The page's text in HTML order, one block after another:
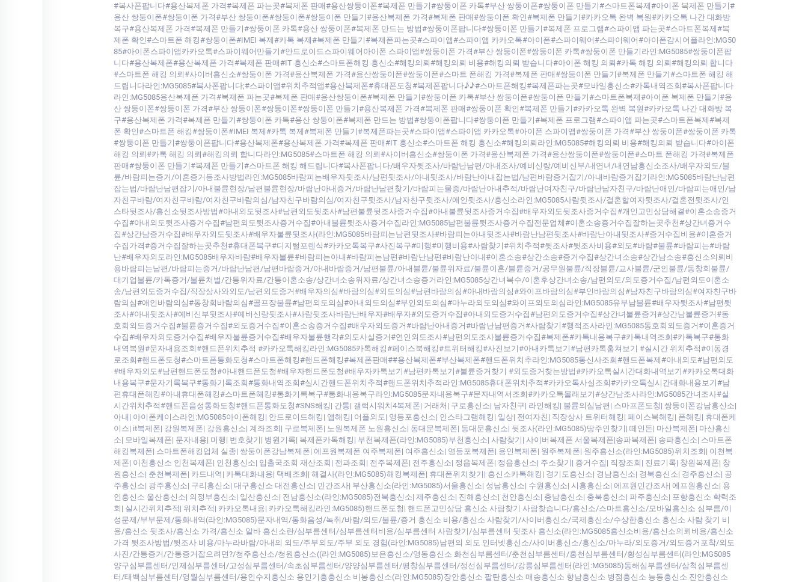
#복사폰팝니다#용산복제폰 가격#복제폰 파는곳#복제폰 판매#용산쌍둥이폰#복제폰 만들기#쌍둥이폰 카톡#부산 쌍둥이폰#쌍둥이폰 만들기#스마트폰복제#아이폰 복제폰 만들기#
용산 쌍둥이폰#쌍둥이폰 가격#부산 쌍둥이폰#쌍둥이폰#쌍둥이폰 만들기#용산복제폰 가격#복제폰 판매#쌍둥이폰 확인#복제폰 만들기#카카오톡 완벽 복원#카카오톡 나간 대화방
복구#용산복제폰 가격#복제폰 만들기#쌍둥이폰 카톡#용산 쌍둥이폰#복제폰 만드는 방법#쌍둥이폰팝니다#쌍둥이폰 만들기#복제폰 프로그램#스파이앱 파는곳#스마트폰복제#복
제폰 확인#스마트폰 해킹#쌍둥이폰#IMEI 복제#카톡 복제#복제폰 만들기#복제폰파는곳#스파이앱#스파이앱 카카오톡#아이폰#스파이웨어#스파이웨어#아이폰감시어플라인:MG50
85#아이폰스파이앱카카오톡#스파이웨어만들기#안드로이드스파이웨어아이폰 스파이앱#쌍둥이폰 가격#부산 쌍둥이폰#쌍둥이폰 카톡#쌍둥이폰 만들기라인:MG5085#쌍둥이폰팝
니다#용산복제폰#용산복제폰 가격#복제폰 판매#IT 흥신소#스마트폰해킹 흥신소#해킹의뢰#해킹의뢰 비용#해킹의뢰 받습니다#아이폰 해킹 의뢰#카톡 해킹 의뢰#해킹의뢰 합니다
#스마트폰 해킹 의뢰#사이버흥신소#쌍둥이폰 가격#용산복제폰 가격#용산쌍둥이폰#쌍둥이폰#스마트 폰해킹 가격#복제폰 판매#쌍둥이폰 만들기#복제폰 만들기#스마트폰 해킹 해
드립니다라인:MG5085#복사폰팝니다;#스파이앱#위치추적앱#용산복제폰#휴대폰도청#복제폰팝니다♪♪#스마트폰해킹#복제폰파는곳#모바일흥신소#카톡내역조회#복사폰팝니다
라인:MG5085용산복제폰 가격#복제폰 파는곳#복제폰 판매#용산쌍둥이폰#복제폰 만들기#쌍둥이폰 카톡#부산 쌍둥이폰#쌍둥이폰 만들기#스마트폰복제#아이폰 복제폰 만들기#용
산 쌍둥이폰#쌍둥이폰 가격#부산 쌍둥이폰#쌍둥이폰#쌍둥이폰 만들기#용산복제폰 가격#복제폰 판매#쌍둥이폰 확인#복제폰 만들기#카카오톡 완벽 복원#카카오톡 나간 대화방 복
구#용산복제폰 가격#복제폰 만들기#쌍둥이폰 카톡#용산 쌍둥이폰#복제폰 만드는 방법#쌍둥이폰팝니다#쌍둥이폰 만들기#복제폰 프로그램#스파이앱 파는곳#스마트폰복제#복제
폰 확인#스마트폰 해킹#쌍둥이폰#IMEI 복제#카톡 복제#복제폰 만들기#복제폰파는곳#스파이앱#스파이앱 카카오톡#아이폰 스파이앱#쌍둥이폰 가격#부산 쌍둥이폰#쌍둥이폰 카톡
#쌍둥이폰 만들기#쌍둥이폰팝니다#용산복제폰#용산복제폰 가격#복제폰 판매#IT 흥신소#스마트폰 해킹 흥신소#해킹의뢰라인:MG5085#해킹의뢰 비용#해킹의뢰 받습니다#아이폰
해킹 의뢰#카톡 해킹 의뢰#해킹의뢰 합니다라인:MG5085#스마트폰 해킹 의뢰#사이버흥신소#쌍둥이폰 가격#용산복제폰 가격#용산쌍둥이폰#쌍둥이폰#스마트 폰해킹 가격#복제폰
판매#쌍둥이폰 만들기#복제폰 만들기#스마트폰 해킹 해드립니다#복사폰팝니다/배우자뒷조사/바람난남편/아내조사/예비신랑/예비신부/내연녀/내연남흥신소조사/배우자외도/불
륜/바람피는증거/이혼증거등조사방법라인:MG5085바람피는배우자뒷조사/남편뒷조사/아내뒷조사/바람난아내잡는법/남편바람증거잡기/아내바람증거잡기라인:MG5085바람난남편
잡는법/바람난남편잡기/아내불륜현장/남편불륜현장/바람난아내증거/바람난남편찾기/바람피는물증/바람난아내추적/바람난여자친구/바람난남자친구/바람난애인/바람피는애인/남
자친구바람/여자친구바람/여자친구바람의심/남자친구바람의심/여자친구뒷조사/남자친구뒷조사/애인뒷조사/흥신소라인:MG5085사람뒷조사/결혼할여자뒷조사/결혼전뒷조사/인
스타뒷조사/흥신소뒷조사방법#아내외도뒷조사#남편외도뒷조사#남편불륜뒷조사증거수집#아내불륜뒷조사증거수집#배우자외도뒷조사증거수집#개인고민상담해결#이혼소송증거
수집#아내외도뒷조사증거수집#남편외도뒷조사증거수집#아내불륜뒷조사증거수집라인:MG5085남편불륜뒷조사증거수집전문업체#이혼소송증거수집잘하는곳추천#상간녀증거수
집#상간남증거수집#배우자외도뒷조사#배우자불륜뒷조사(라인:MG5085바람피는남편뒷조사#바람피는아내뒷조사#바람난남편뒷조사#바람난아내뒷조사#증거수집비용#이혼증거
수집가격#증거수집잘하는곳추천#휴대폰복구#디지털포렌식#카카오톡복구#사진복구#미행#미행비용#사람찾기#위치추적#뒷조사#뒷조사비용#외도#바람#불륜#바람피는#바람
난#배우자외도라인:MG5085배우자바람#배우자불륜#바람피는아내#바람피는남편#바람난남편#바람난아내#이혼소송#상간소송#증거수집#상간녀소송#상간남소송#흥신소의뢰비
용바람피는남편/바람피는증거/바람난남편/남편바람증거/아내바람증거/남편불륜/아내불륜/불륜위자료/불륜이혼/불륜증거/공무원불륜/직장불륜/교사불륜/군인불륜/동창회불륜/
대기업불륜/카톡증거/불륜처벌/간통위자료/간통이혼소송/상간녀소송위자료/상간녀소송증거라인:MG5085상간녀복수/이혼후상간녀소송/남편외도/외도증거수집/남편외도이혼소
송/남편외도증거수집/직장상사와외도/남편외도증거#배우자의심#바람의심#외도의심#남편바람의심#아내바람의심#와이프바람의심#부인바람의심#남자친구바람의심#여자친구바
람의심#애인바람의심#동창회바람의심#골프장불륜#남편외도의심#아내외도의심#부인외도의심#마누라외도의심#와이프외도의심라인:MG5085유부남불륜#배우자뒷조사#남편뒷
조사#아내뒷조사#예비신부뒷조사#예비신랑뒷조사#사람뒷조사바람난배우자#배우자#외도증거수집#아내외도증거수집#남편외도증거수집#상간녀불륜증거#상간남불륜증거#동
호회외도증거수집#불륜증거수집#외도증거수집#이혼소송증거수집#배우자외도증거#바람난아내증거#바람난남편증거#사람찾기#행적조사라인:MG5085동호회외도증거#이혼증거
수집#배우자외도증거수집#배우자불륜증거수집#배우자불륜행각#외도사실증거#연인외도조사#남편외도조사불륜증거수집#복제폰#카톡내용복구#카톡내역조회#카톡복구#통화
내역복원#문자내용조회#핸드폰위치추적 #카카오톡해킹라인:MG5085카톡해킹#페이스북해킹#트위터해킹#사진보기#아내카톡보기#남편카톡훔쳐보기 #실시간 위치추적#이동경
로조회#핸드폰도청#스마트폰통화도청#스마트폰해킹#핸드폰해킹#복제폰판매##용산복제폰#부산복제폰#핸드폰위치추라인:MG5085통신사조회#핸드폰복제#아내외도#남편외도
#배우자외도#남편핸드폰도청#아내핸드폰도청#배우자핸드폰도청#배우자카톡보기#남편카톡보기#불륜증거찾기 #외도증거찾는방법#카카오톡실시간대화내역보기#카카오톡대화
내용복구#문자기록복구#통화기록조회#통화내역조회#실시간핸드폰위치추적#핸드폰위치추적라인:MG5085휴대폰위치추적#카카오톡사실조회#카카오톡실시간대화내용보기#남
편휴대폰해킹#아내휴대폰해킹#스마트폰해킹#통화기록복구#통화내용복구라인:MG5085문자내용복구#문자내역서조회#카카오톡몰래보기#상간남조사라인:MG5085간녀조사#실
시간위치추적#핸드폰음성통화도청#핸드폰통화도청#SNS해킹| 간통| 갤럭시워치4복제폰| 거래처| 구로흥신소| 남자친구| 라인해킹| 불륜의심남편| 스마프폰도청| 쌍둥이폰강남흥신소|
아내| 아이폰케이스라인:MG5085아이폰해킹| 안드로이드해킹| 앱해킹| 어플외도| 영등포흥신소| 인스타그램해킹| 일상| 전여자친| 직장상사 트위터해킹| 페이스북해킹| 폰해킹| 휴대폰케
이스| it복제폰| 강원복제폰| 강원흥신소| 계좌조회| 구로복제폰| 노원복제폰 노원흥신소| 동대문복제폰| 동대문흥신소| 뒷조사(라인:MG5085)땅주인찾기| 떼인돈| 마산복제폰| 마산흥신
소| 모바일복제폰| 문자내용| 미행| 번호찾기| 병원기록| 복제폰카톡해킹| 부천복제폰(라인:MG5085)부천흥신소| 사람찾기| 사이버복제폰 서울복제폰|송파복제폰| 송파흥신소| 스마트폰
해킹복제폰| 스마트폰해킹업체 실종| 쌍둥이폰강남복제폰| 에프원복제폰 여주복제폰| 여주흥신소| 영등포복제폰| 용인복제폰| 원주복제폰| 원주흥신소(라인:MG5085)위치조회| 이천복
제폰| 이천흥신소 인천복제폰| 인천흥신소| 입출국조회 재산조회| 전과조회| 전주복제폰| 전주흥신소| 정읍복제폰| 정읍흥신소| 주소찾기| 증거수집| 직장조회| 진료기록| 창원복제폰| 창
원흥신소| 춘천복제폰| 카드내역| 카톡대화내용| 택배조회| 해결사(라인:MG5085)해킹복제폰| 휴대폰위치찾기| 흥신소카톡해킹| 경기도흥신소| 경남흥신소| 경북흥신소| 경주흥신소| 공
주흥신소| 광주흥신소| 구리흥신소| 대구흥신소 대전흥신소| 민간조사| 부산흥신소(라인:MG5085)서울흥신소| 성남흥신소| 수원흥신소| 시흥흥신소| 에프원민간조사| 에프원흥신소| 용
인흥신소 울산흥신소| 의정부흥신소| 일산흥신소| 전남흥신소(라인:MG5085)전북흥신소| 제주흥신소| 진해흥신소| 천안흥신소| 충남흥신소| 충북흥신소| 파주흥신소| 포항흥신소 학력조
회| 실시간위치추적| 위치추적| 카카오톡내용| 카카오톡해킹라인:MG5085)핸드폰도청| 핸드폰고민상담 흥신소 사람찾기 사람찾습니다/흥신소/스마트흥신소/모바일흥신소 심부름/이
성문제/부부문제/통화내역(라인:MG5085)문자내역/통화음성/녹취/바람/외도/불륜/증거 흥신소 비용/흥신소 사람찾기/사이버흥신소/국제흥신소/수상한흥신소 흥신소 사람 찾기 비
용/흥신소 뒷조사/흥신소 가격/흥신소 알바 흥신소란/심부름센터/심부름센터비용/심부름센터 사람찾기/심부름센터 뒷조사 흥신소(라인:MG5085흥신소비용/흥신소의뢰비용/흥신소
가격 뒷조사방법/뒷조사 비용/마누라바람/아내의 외도/주부외도/주부 외도 경험(라인:MG5085)남편의 외도 인터넷흥신소/사이버흥신소/흥신소/마누라/외도증거/외도증거포착/외도
사진/간통증거/간통증거잡으려면?/청주흥신소/청원흥신소((라인:MG5085)보은흥신소/영동흥신소 화천심부름센터/춘천심부름센터/홍천심부름센터/횡성심부름센터(라인:MG5085
양구심부름센터/인제심부름센터/고성심부름센터/속초심부름센터/양양심부름센터/평창심부름센터/정선심부름센터/강릉심부름센터(라인:MG5085)동해심부름센터/삼척심부름센
터/태백심부름센터/영월심부름센터/용인수지흥신소 용인기흥흥신소 비봉흥신소(라인:MG5085)장안흥신소 팔탄흥신소 매송흥신소 향남흥신소 병점흥신소 능동흥신소 진안흥신소